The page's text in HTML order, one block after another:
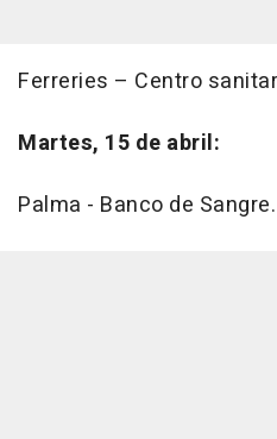
Ferreries – Centro
Martes, 15 de abril:
Palma - Banco de